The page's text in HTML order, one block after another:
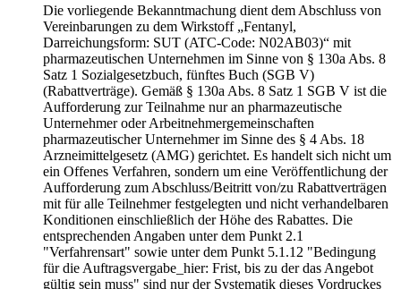
Die vorliegende Bekanntmachung dient dem Abschluss von
Vereinbarungen zu dem Wirkstoff „Fentanyl,
Darreichungsform: SUT (ATC-Code: N02AB03)“ mit
pharmazeutischen Unternehmen im Sinne von § 130a Abs. 8
Satz 1 Sozialgesetzbuch, fünftes Buch (SGB V)
(Rabattverträge). Gemäß § 130a Abs. 8 Satz 1 SGB V ist die
Aufforderung zur Teilnahme nur an pharmazeutische
Unternehmer oder Arbeitnehmergemeinschaften
pharmazeutischer Unternehmer im Sinne des § 4 Abs. 18
Arzneimittelgesetz (AMG) gerichtet. Es handelt sich nicht um
ein Offenes Verfahren, sondern um eine Veröffentlichung der
Aufforderung zum Abschluss/Beitritt von/zu Rabattverträgen
mit für alle Teilnehmer festgelegten und nicht verhandelbaren
Konditionen einschließlich der Höhe des Rabattes. Die
entsprechenden Angaben unter dem Punkt 2.1
"Verfahrensart" sowie unter dem Punkt 5.1.12 "Bedingung
für die Auftragsvergabe_hier: Frist, bis zu der das Angebot
gültig sein muss" sind nur der Systematik dieses Vordruckes